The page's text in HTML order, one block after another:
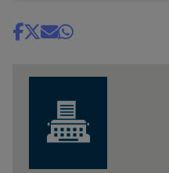
Share